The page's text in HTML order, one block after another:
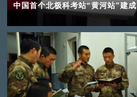
中国首个北极科考站“黄河站”建成